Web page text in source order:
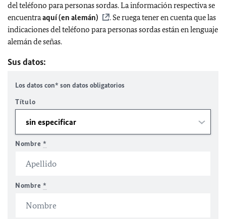
del teléfono para personas sordas. La información respectiva se
encuentraaquí (en alemán)
. Se ruega tener en cuenta que las
indicaciones del teléfono para personas sordas están en lenguaje
alemán de señas.
Sus datos:
Los datos con* son datos obligatorios
Título
Nombre *
Nombre *